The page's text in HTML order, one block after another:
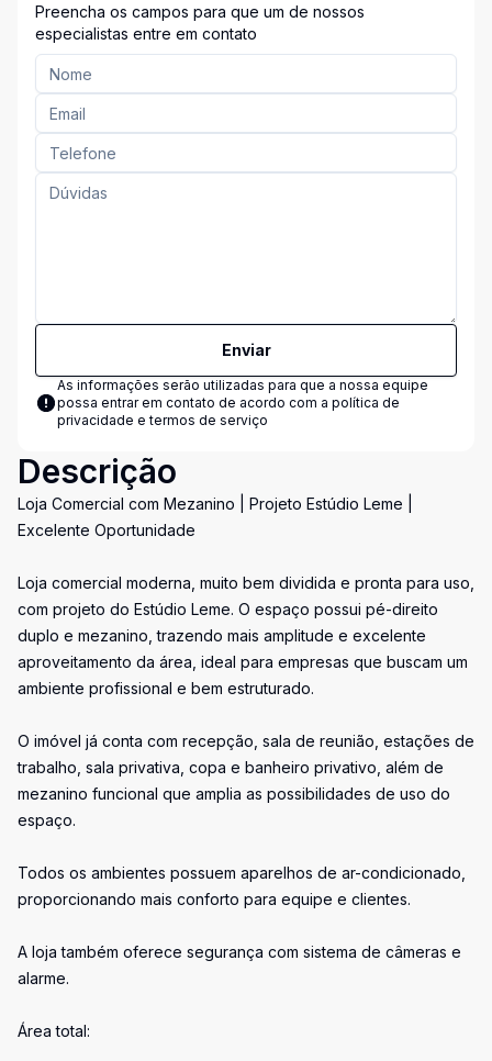
Preencha os campos para que um de nossos
especialistas entre em contato
Enviar
As informações serão utilizadas para que a nossa equipe
possa entrar em contato de acordo com a política de
privacidade e termos de serviço
Descrição
Loja Comercial com Mezanino | Projeto Estúdio Leme |
Excelente Oportunidade
Loja comercial moderna, muito bem dividida e pronta para uso,
com projeto do Estúdio Leme. O espaço possui pé-direito
duplo e mezanino, trazendo mais amplitude e excelente
aproveitamento da área, ideal para empresas que buscam um
ambiente profissional e bem estruturado.
O imóvel já conta com recepção, sala de reunião, estações de
trabalho, sala privativa, copa e banheiro privativo, além de
mezanino funcional que amplia as possibilidades de uso do
espaço.
Todos os ambientes possuem aparelhos de ar-condicionado,
proporcionando mais conforto para equipe e clientes.
A loja também oferece segurança com sistema de câmeras e
alarme.
Área total: